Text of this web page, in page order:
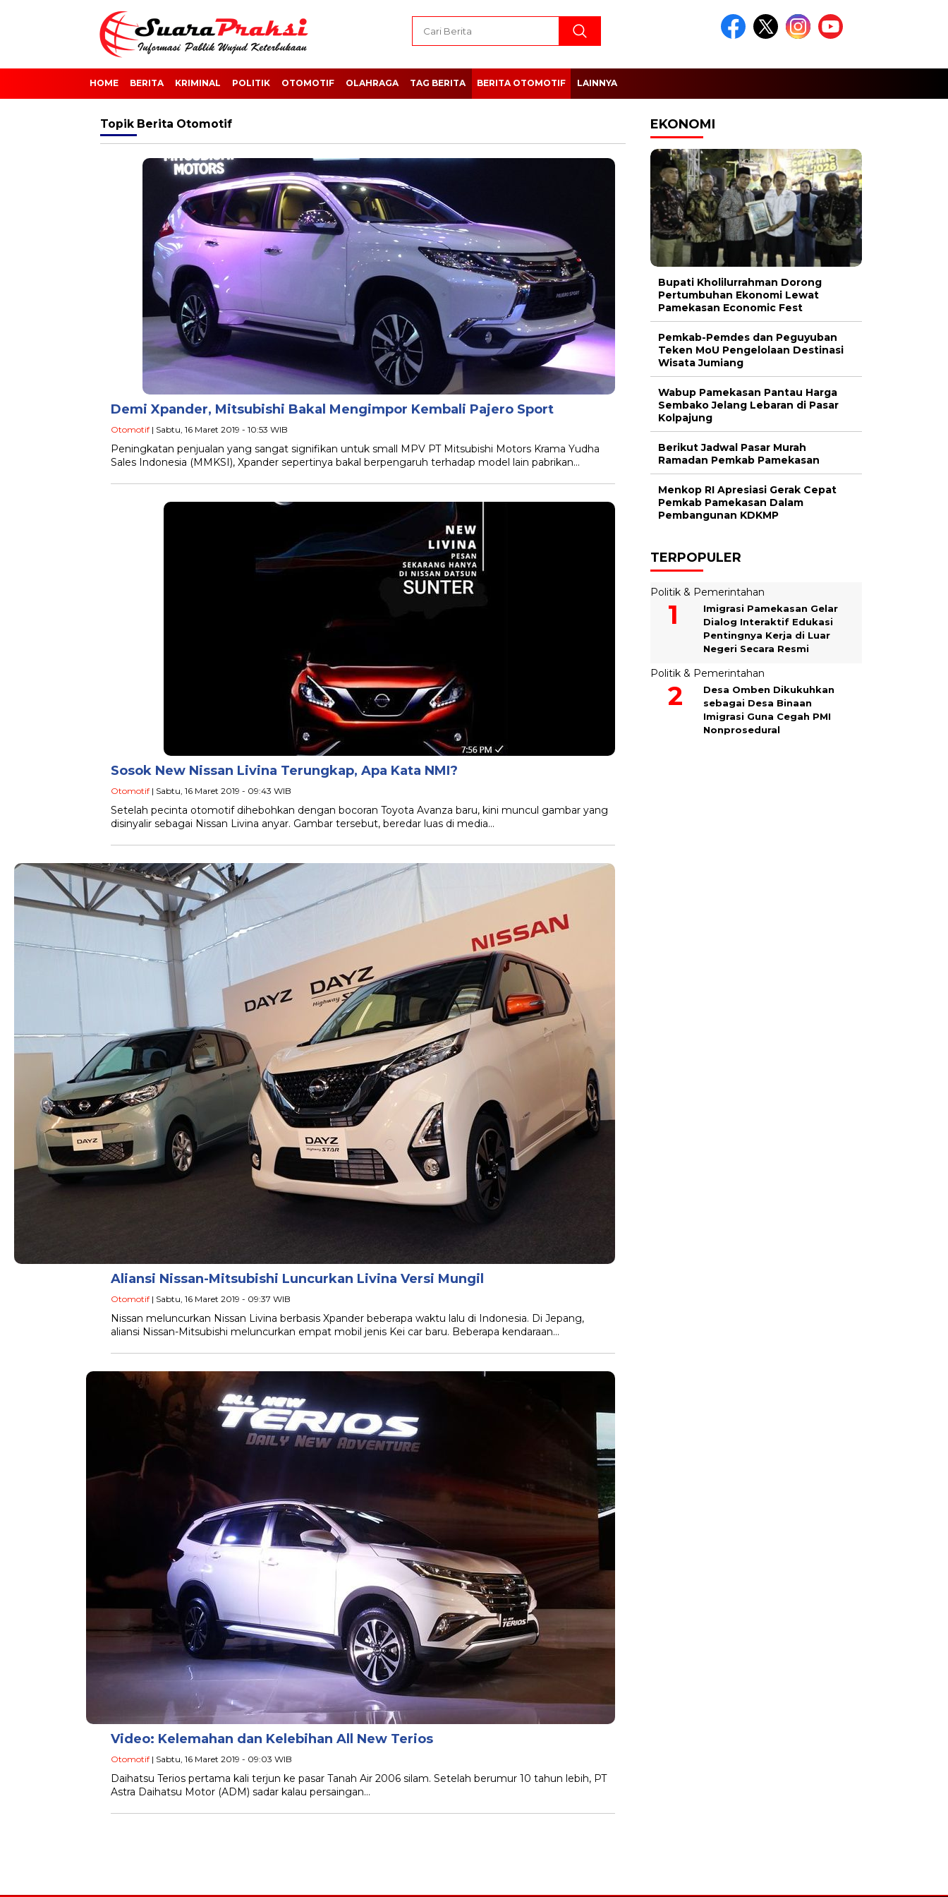
HOME BERITA KRIMINAL POLITIK OTOMOTIF OLAHRAGA TAG BERITA BERITA OTOMOTIF LAINNYA
Topik Berita Otomotif
Demi Xpander, Mitsubishi Bakal Mengimpor Kembali Pajero Sport
Otomotif | Sabtu, 16 Maret 2019 - 10:53 WIB
Peningkatan penjualan yang sangat signifikan untuk small MPV PT Mitsubishi Motors Krama Yudha
Sales Indonesia (MMKSI), Xpander sepertinya bakal berpengaruh terhadap model lain pabrikan…
Sosok New Nissan Livina Terungkap, Apa Kata NMI?
Otomotif | Sabtu, 16 Maret 2019 - 09:43 WIB
Setelah pecinta otomotif dihebohkan dengan bocoran Toyota Avanza baru, kini muncul gambar yang
disinyalir sebagai Nissan Livina anyar. Gambar tersebut, beredar luas di media…
Aliansi Nissan-Mitsubishi Luncurkan Livina Versi Mungil
Otomotif | Sabtu, 16 Maret 2019 - 09:37 WIB
Nissan meluncurkan Nissan Livina berbasis Xpander beberapa waktu lalu di Indonesia. Di Jepang,
aliansi Nissan-Mitsubishi meluncurkan empat mobil jenis Kei car baru. Beberapa kendaraan…
Video: Kelemahan dan Kelebihan All New Terios
Otomotif | Sabtu, 16 Maret 2019 - 09:03 WIB
Daihatsu Terios pertama kali terjun ke pasar Tanah Air 2006 silam. Setelah berumur 10 tahun lebih, PT
Astra Daihatsu Motor (ADM) sadar kalau persaingan…
EKONOMI
Bupati Kholilurrahman Dorong
Pertumbuhan Ekonomi Lewat
Pamekasan Economic Fest
Pemkab-Pemdes dan Peguyuban
Teken MoU Pengelolaan Destinasi
Wisata Jumiang
Wabup Pamekasan Pantau Harga
Sembako Jelang Lebaran di Pasar
Kolpajung
Berikut Jadwal Pasar Murah
Ramadan Pemkab Pamekasan
Menkop RI Apresiasi Gerak Cepat
Pemkab Pamekasan Dalam
Pembangunan KDKMP
TERPOPULER
Politik & Pemerintahan
Imigrasi Pamekasan Gelar
Dialog Interaktif Edukasi
Pentingnya Kerja di Luar
Negeri Secara Resmi
Politik & Pemerintahan
Desa Omben Dikukuhkan
sebagai Desa Binaan
Imigrasi Guna Cegah PMI
Nonprosedural